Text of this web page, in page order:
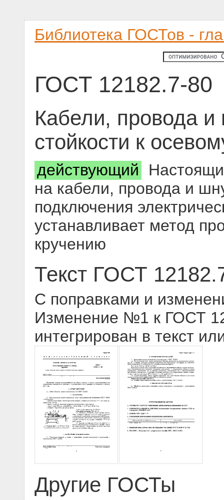
Библиотека ГОСТов -
ГОСТ 12182.7-80
Кабели, провода
стойкости к
действующий
на кабели, провода и
подключения
устанавливает метод
кручению
Текст ГОСТ
С поправками и
Изменение №1 к ГОСТ
интегрирован в текст
Другие ГОСТы